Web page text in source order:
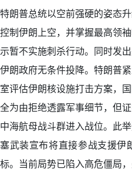
特朗普总统以空前强硬的姿态
控制伊朗上空，并掌握最高领
示暂不实施刺杀行动。同时发
伊朗政府无条件投降。特朗普
室评估伊朗核设施打击方案，
全为由拒绝透露军事细节，但
中海航母战斗群进入战位。此
塞武装宣布将直接参战支援伊
标。当前局势已陷入高危僵局